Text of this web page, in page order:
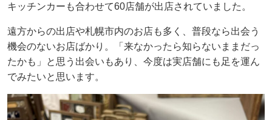
キッチンカーも合わせて60店舗が出店されていました。
遠方からの出店や札幌市内のお店も多く、普段なら出会う
機会のないお店ばかり。「来なかったら知らないままだっ
たかも」と思う出会いもあり、今度は実店舗にも足を運ん
でみたいと思います。